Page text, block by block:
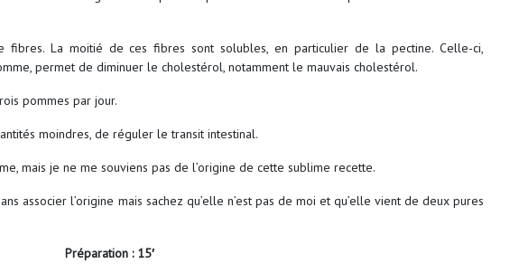
fibres. La moitié de ces fibres sont solubles, en particulier de la pectine. Celle-ci,
permet de diminuer le cholestérol, notamment le mauvais cholestérol.
pommes par jour.
moindres, de réguler le transit intestinal.
mais je ne me souviens pas de l’origine de cette sublime recette.
associer l’origine mais sachez qu’elle n’est pas de moi et qu’elle vient de deux pures
Préparation : 15′